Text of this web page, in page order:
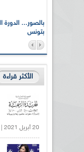
بتونس
الأكثر قراءة
20 أبريل 2021 |